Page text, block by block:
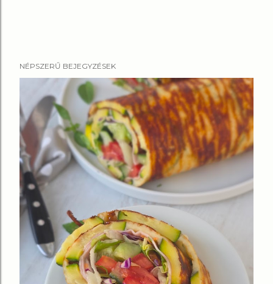
NÉPSZERŰ BEJEGYZÉSEK